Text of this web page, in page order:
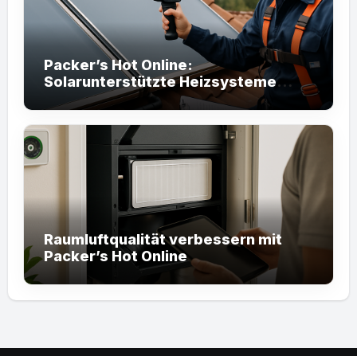
Packer’s Hot Online:
Solarunterstützte Heizsysteme
prüfen
Raumluftqualität verbessern mit
Packer’s Hot Online